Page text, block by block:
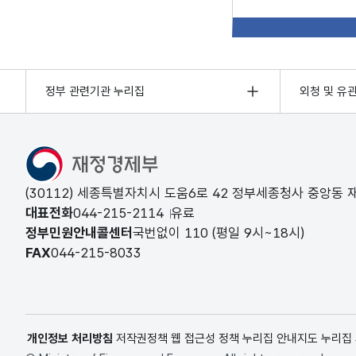
정부 관련기관 누리집 외청 및 유
(30112) 세종특별자치시 도움6로 42 정부세종청사 중앙동
대표전화044-215-2114 유료
정부민원안내콜센터 국번없이 110 (평일 9시~18시)
FAX044-215-8033
개인정보 처리방침 저작권정책 웹 접근성 정책 누리집 안내지도 누리집